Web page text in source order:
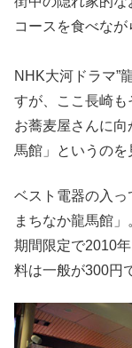
コースを食べなが
NHK大河ドラマ”
すが、ここ長崎も
お蕎麦屋さんに
馬館」というのを
ベスト電器の入
まちなか龍馬館」
期間限定で2010
料は一般が300円